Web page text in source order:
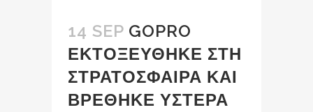
14 SEP GOPRO
ΕΚΤΟΞΕΥΘΗΚΕ ΣΤΗ
ΣΤΡΑΤΟΣΦΑΙΡΑ ΚΑΙ
ΒΡΕΘΗΚΕ ΥΣΤΕΡΑ